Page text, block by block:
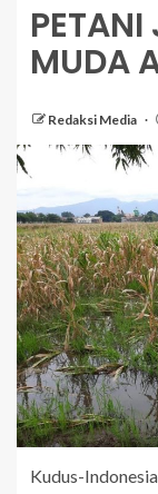
MUDA
Redaksi Media
Kudus-